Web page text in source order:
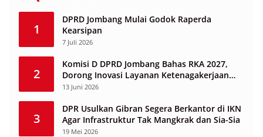
1
DPRD Jombang Mulai Godok Raperda
Kearsipan
7 Juli 2026
2
Komisi D DPRD Jombang Bahas RKA 2027,
Dorong Inovasi Layanan Ketenagakerjaan
Berbasis Desa
13 Juni 2026
3
DPR Usulkan Gibran Segera Berkantor di IKN
Agar Infrastruktur Tak Mangkrak dan Sia-Sia
19 Mei 2026